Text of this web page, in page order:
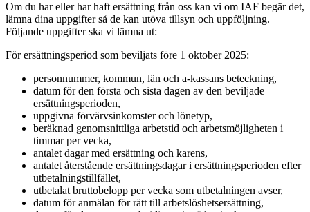
Om du har eller har haft ersättning från oss kan vi om IAF begär det,
lämna dina uppgifter så de kan utöva tillsyn och uppföljning.
Följande uppgifter ska vi lämna ut:
För ersättningsperiod som beviljats före 1 oktober 2025:
personnummer, kommun, län och a-kassans beteckning,
datum för den första och sista dagen av den beviljade
ersättningsperioden,
uppgivna förvärvsinkomster och lönetyp,
beräknad genomsnittliga arbetstid och arbetsmöjligheten i
timmar per vecka,
antalet dagar med ersättning och karens,
antalet återstående ersättningsdagar i ersättningsperioden efter
utbetalningstillfället,
utbetalat bruttobelopp per vecka som utbetalningen avser,
datum för anmälan för rätt till arbetslöshetsersättning,